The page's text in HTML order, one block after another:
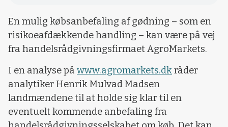
En mulig købsanbefaling af gødning – som en
risikoeafdækkende handling – kan være på vej
fra handelsrådgivningsfirmaet AgroMarkets.
I en analyse på www.agromarkets.dkråder
analytiker Henrik Mulvad Madsen
landmændene til at holde sig klar til en
eventuelt kommende anbefaling fra